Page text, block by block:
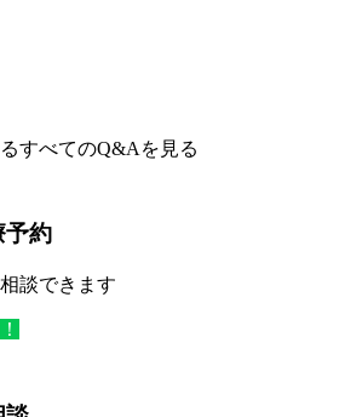
すべてのQ&Aを見る
予約
談できます